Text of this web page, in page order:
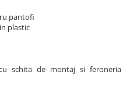
pantofi
plastic
schita de montaj si feroneria